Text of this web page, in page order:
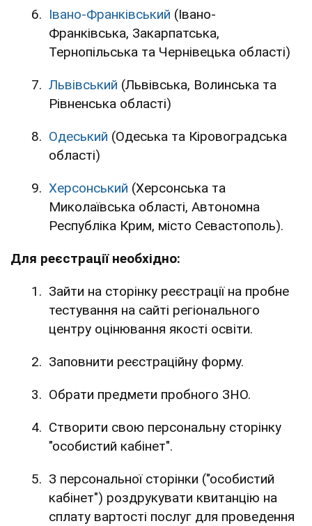
Івано-Франківський (Івано-
Франківська, Закарпатська,
Тернопільська та Чернівецька області)
Львівський (Львівська, Волинська та
Рівненська області)
Одеський (Одеська та Кіровоградська
області)
Херсонський (Херсонська та
Миколаївська області, Автономна
Республіка Крим, місто Севастополь).
Для реєстрації необхідно:
Зайти на сторінку реєстрації на пробне
тестування на сайті регіонального
центру оцінювання якості освіти.
Заповнити реєстраційну форму.
Обрати предмети пробного ЗНО.
Створити свою персональну сторінку
"особистий кабінет".
З персональної сторінки ("особистий
кабінет") роздрукувати квитанцію на
сплату вартості послуг для проведення